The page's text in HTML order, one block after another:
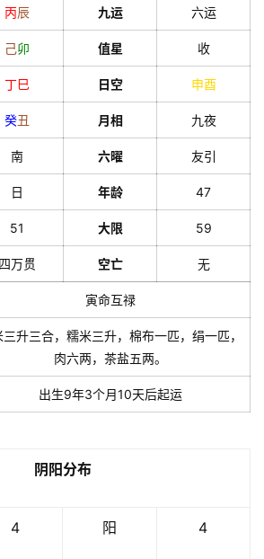
丙辰 九运 六运
己卯 值星 收
丁巳 日空 申酉
癸丑 月相 九夜
南 六曜 友引
日 年龄 47
51 大限 59
四万贯 空亡 无
寅命互禄
三升三合，糯米三升，棉布一匹，绢一匹，
肉六两，茶盐五两。
出生9年3个月10天后起运
阴阳分布
4 阳 4